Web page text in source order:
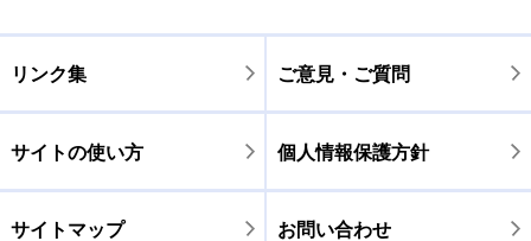
リンク集 ご意見・ご質問
サイトの使い方 個人情報保護方針
サイトマップ お問い合わせ